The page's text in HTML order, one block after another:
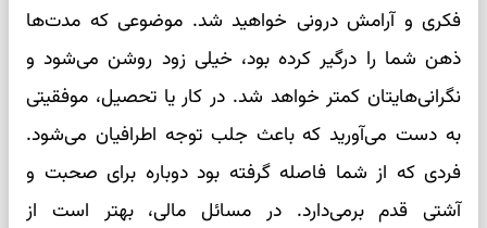
فکری و آرامش درونی خواهید شد. موضوعی که مدت‌ها
ذهن شما را درگیر کرده بود، خیلی زود روشن می‌شود و
نگرانی‌هایتان کمتر خواهد شد. در کار یا تحصیل، موفقیتی
به دست می‌آورید که باعث جلب توجه اطرافیان می‌شود.
فردی که از شما فاصله گرفته بود دوباره برای صحبت و
آشتی قدم برمی‌دارد. در مسائل مالی، بهتر است از